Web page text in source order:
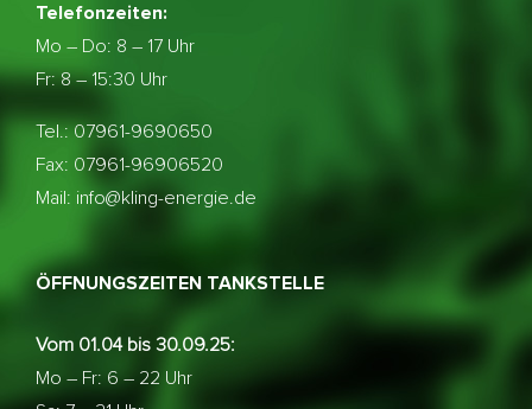
Telefonzeiten:
Mo – Do: 8 – 17 Uhr
Fr: 8 – 15:30 Uhr
Tel.: 07961-9690650
Fax: 07961-96906520
Mail: info@kling-energie.de
ÖFFNUNGSZEITEN TANKSTELLE
Vom 01.04 bis 30.09.25:
Mo – Fr: 6 – 22 Uhr